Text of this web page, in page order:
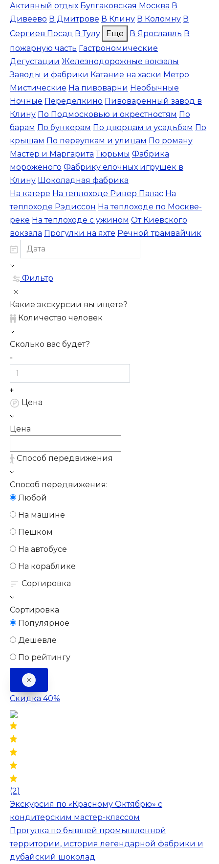
Активный отдых Булгаковская Москва В
Дивеево В Дмитрове В Клину В Коломну В
Сергиев Посад В Тулу Еще В Ярославль В
пожарную часть Гастрономические
Дегустации Железнодорожные вокзалы
Заводы и фабрики Катание на хаски Метро
Мистические На пивоварни Необычные
Ночные Переделкино Пивоваренный завод в
Клину По Подмосковью и окрестностям По
барам По бункерам По дворцам и усадьбам По
крышам По переулкам и улицам По роману
Мастер и Маргарита Тюрьмы Фабрика
мороженого Фабрику елочных игрушек в
Клину Шоколадная фабрика
На катере На теплоходе Ривер Палас На
теплоходе Рэдиссон На теплоходе по Москве-
реке На теплоходе с ужином От Киевского
вокзала Прогулки на яхте Речной трамвайчик
Фильтр
Какие экскурсии вы ищете?
Количество человек
Сколько вас будет?
Цена
Цена
Способ передвижения
Способ передвижения:
Любой
На машине
Пешком
На автобусе
На кораблике
Сортировка
Сортировка
Популярное
Дешевле
По рейтингу
Скидка 40%
(2)
Экскурсия по «Красному Октябрю» с
кондитерским мастер-классом
Прогулка по бывшей промышленной
территории, история легендарной фабрики и
дубайский шоколад